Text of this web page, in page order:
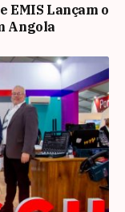
EMIS Lançam o
Angola